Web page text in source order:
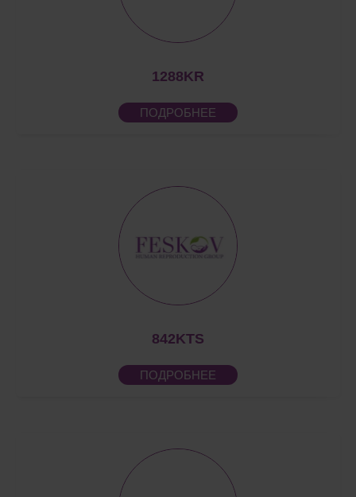
1288KR
ПОДРОБНЕЕ
842KTS
ПОДРОБНЕЕ